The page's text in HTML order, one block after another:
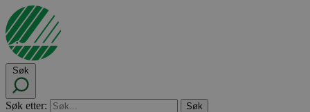
Søk
Søk etter: